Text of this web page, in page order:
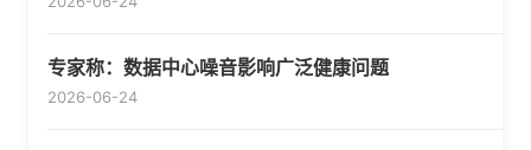
专家称：数据中心噪音影响广泛健康问题
2026-06-24